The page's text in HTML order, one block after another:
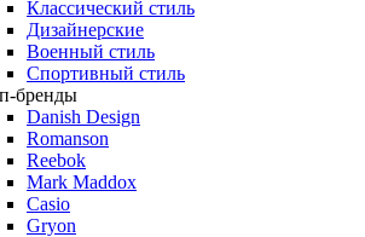
Классический стиль
Дизайнерские
Военный стиль
Спортивный стиль
бренды
Danish Design
Romanson
Reebok
Mark Maddox
Casio
Gryon